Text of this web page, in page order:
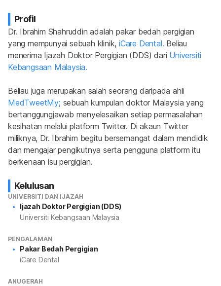
Profil
Dr. Ibrahim Shahruddin adalah pakar bedah pergigian
yang mempunyai sebuah klinik, iCare Dental. Beliau
menerima Ijazah Doktor Pergigian (DDS) dari Universiti
Kebangsaan Malaysia.
MedTweetMy; sebuah kumpulan doktor Malaysia yang
bertanggungjawab menyelesaikan setiap permasalahan
kesihatan melalui platform Twitter. Di akaun Twitter
miliknya, Dr. Ibrahim begitu bersemangat dalam mendidik
dan mengajar pengikutnya serta pengguna platform itu
berkenaan isu pergigian.
Kelulusan
UNIVERSITI DAN IJAZAH
Ijazah Doktor Pergigian (DDS)
Universiti Kebangsaan Malaysia
PENGALAMAN
Pakar Bedah Pergigian
iCare Dental
ANUGERAH